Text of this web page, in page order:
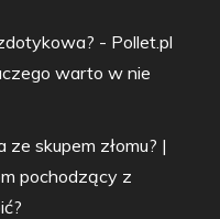
- Pollet.pl
warto w nie
ze skupem złomu? |
pochodzący z